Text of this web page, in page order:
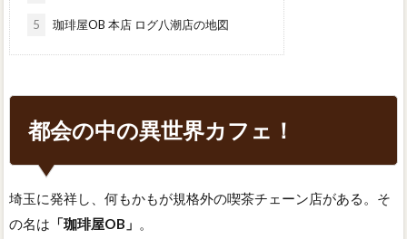
5 珈琲屋OB 本店 ログ八潮店の地図
都会の中の異世界カフェ！
埼玉に発祥し、何もかもが規格外の喫茶チェーン店がある。そ
の名は 「珈琲屋OB」